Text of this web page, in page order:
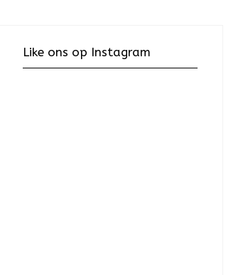
Like ons op Instagram